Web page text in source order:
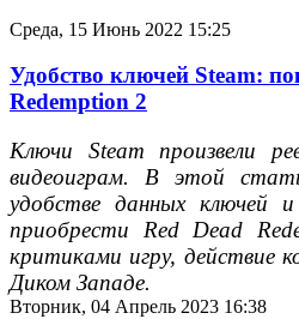
Среда, 15 Июнь 2022 15:25
Удобство ключей Steam:
Redemption 2
Ключи Steam произвели
видеоиграм. В этой
удобстве данных ключей
приобрести Red Dead
критиками игру, действие
Диком Западе.
Вторник, 04 Апрель 2023 16:38